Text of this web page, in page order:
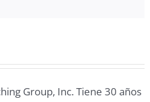
Group, Inc. Tiene 30 años